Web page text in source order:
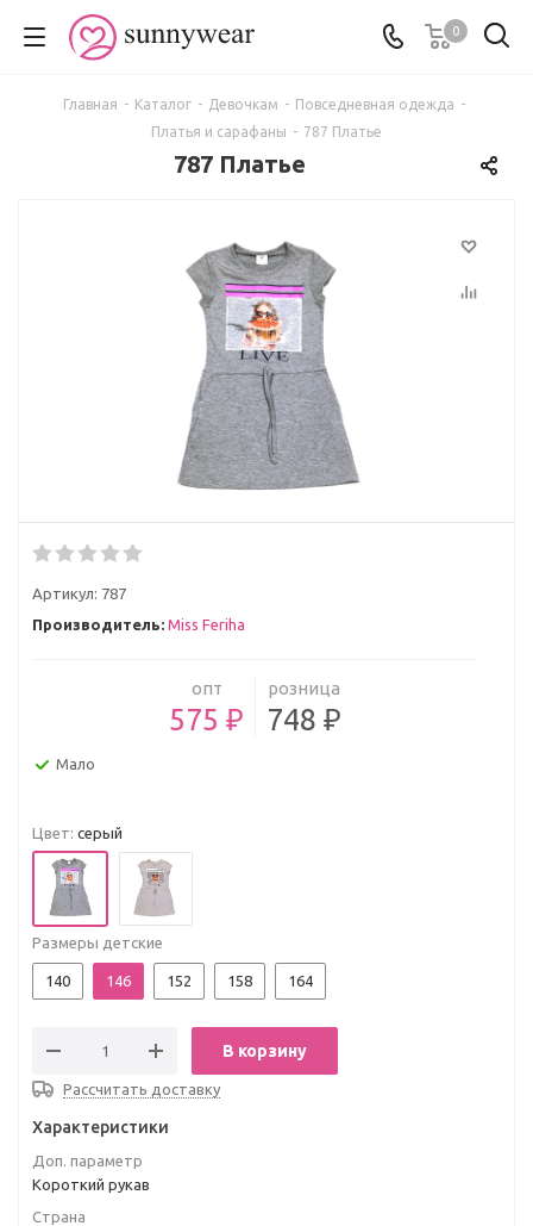
0
Главная - Каталог - Девочкам - Повседневная одежда -
Платья и сарафаны - 787 Платье
787 Платье
Артикул: 787
Производитель: Miss Feriha
опт
575 ₽
розница
748 ₽
Мало
Цвет: серый
Размеры детские
140 146 152 158 164
В корзину
Рассчитать доставку
Характеристики
Доп. параметр
Короткий рукав
Страна